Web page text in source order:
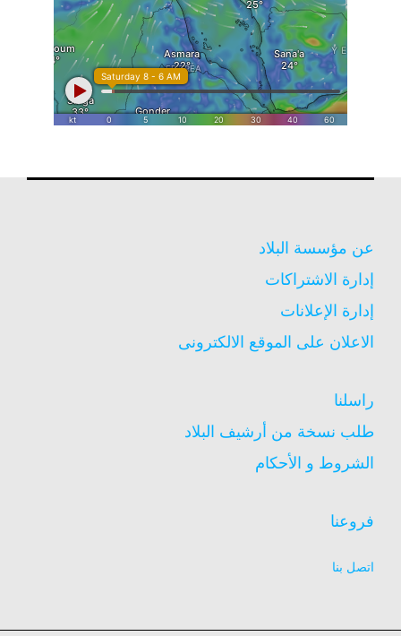
عن مؤسسة البلاد
إدارة الاشتراكات
إدارة الإعلانات
الاعلان على الموقع الالكترونى
راسلنا
طلب نسخة من أرشيف البلاد
الشروط و الأحكام
فروعنا
اتصل بنا